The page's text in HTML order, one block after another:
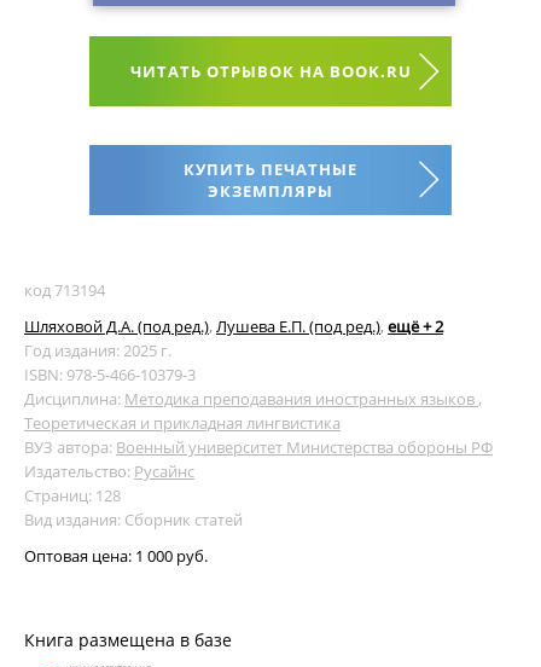
ЧИТАТЬ ОТРЫВОК НА BOOK.RU
КУПИТЬ ПЕЧАТНЫЕ
ЭКЗЕМПЛЯРЫ
код 713194
Шляховой Д.А. (под ред.), Лушева Е.П. (под ред.), ещё + 2
Год издания: 2025 г.
ISBN: 978-5-466-10379-3
Дисциплина: Методика преподавания иностранных языков ,
Теоретическая и прикладная лингвистика
ВУЗ автора: Военный университет Министерства обороны РФ
Издательство: Русайнс
Страниц: 128
Вид издания: Сборник статей
Оптовая цена: 1 000 руб.
Книга размещена в базе